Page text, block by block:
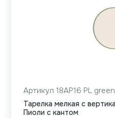
Артикул 18AP16 PL green
Тарелка мелкая с
Пиоли с кантом